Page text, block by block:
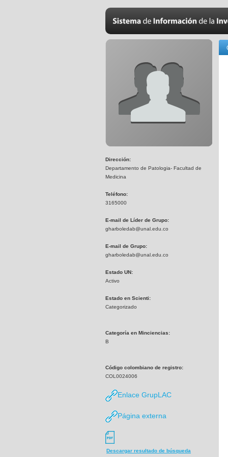
Dirección:
Departamento de Patologia- Facultad de
Medicina
Teléfono:
3165000
E-mail de Líder de Grupo:
gharboledab@unal.edu.co
E-mail de Grupo:
gharboledab@unal.edu.co
Estado UN:
Activo
Estado en Scienti:
Categorizado
Categoría en Minciencias:
B
Código colombiano de registro:
COL0024006
Enlace GrupLAC
Página externa
Descargar resultado de búsqueda